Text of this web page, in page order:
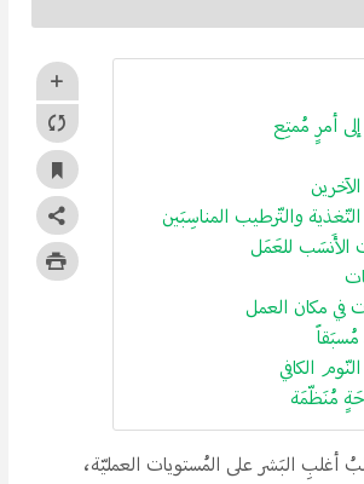
أمرِِ مُمتِع
والتّرطيب المناسِبَين
الأَنسَب للعَمَل
في مكان العمل
الكافي
مُنَظّمَة
أغلبِ البَشر على المُستويات العمليّة،